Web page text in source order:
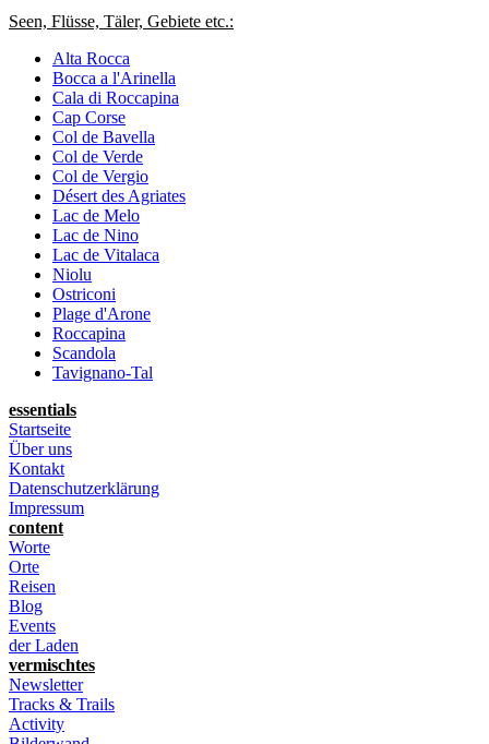
Seen, Flüsse, Täler, Gebiete etc.:
Alta Rocca
Bocca a l'Arinella
Cala di Roccapina
Cap Corse
Col de Bavella
Col de Verde
Col de Vergio
Désert des Agriates
Lac de Melo
Lac de Nino
Lac de Vitalaca
Niolu
Ostriconi
Plage d'Arone
Roccapina
Scandola
Tavignano-Tal
essentials
Startseite
Über uns
Kontakt
Datenschutzerklärung
Impressum
content
Worte
Orte
Reisen
Blog
Events
der Laden
vermischtes
Newsletter
Tracks & Trails
Activity